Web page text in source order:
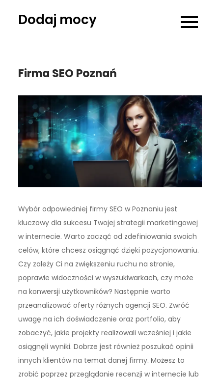
Dodaj mocy
Firma SEO Poznań
Wybór odpowiedniej firmy SEO w Poznaniu jest
kluczowy dla sukcesu Twojej strategii marketingowej
w internecie. Warto zacząć od zdefiniowania swoich
celów, które chcesz osiągnąć dzięki pozycjonowaniu.
Czy zależy Ci na zwiększeniu ruchu na stronie,
poprawie widoczności w wyszukiwarkach, czy może
na konwersji użytkowników? Następnie warto
przeanalizować oferty różnych agencji SEO. Zwróć
uwagę na ich doświadczenie oraz portfolio, aby
zobaczyć, jakie projekty realizowali wcześniej i jakie
osiągnęli wyniki. Dobrze jest również poszukać opinii
innych klientów na temat danej firmy. Możesz to
zrobić poprzez przeglądanie recenzji w internecie lub